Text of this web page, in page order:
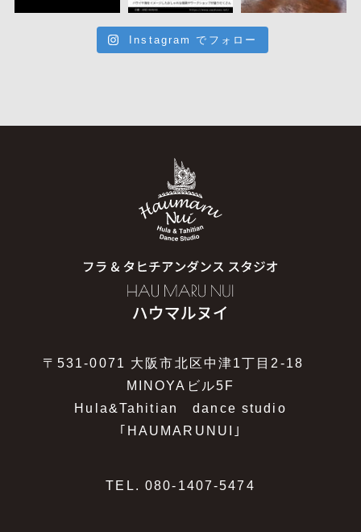
Instagram でフォロー
〒531-0071 大阪市北区中津1丁目2-18
MINOYAビル5F
Hula&Tahitian dance studio
｢HAUMARUNUI｣
TEL. 080-1407-5474